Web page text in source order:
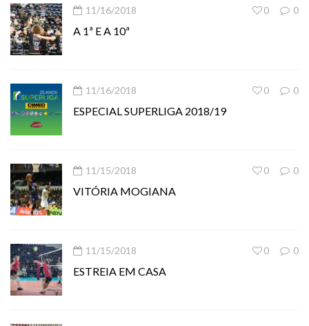
11/16/2018 0
0
A 1ª E A 10ª
11/16/2018 0
0
ESPECIAL SUPERLIGA 2018/19
11/15/2018 0
0
VITÓRIA MOGIANA
11/15/2018 0
0
ESTREIA EM CASA